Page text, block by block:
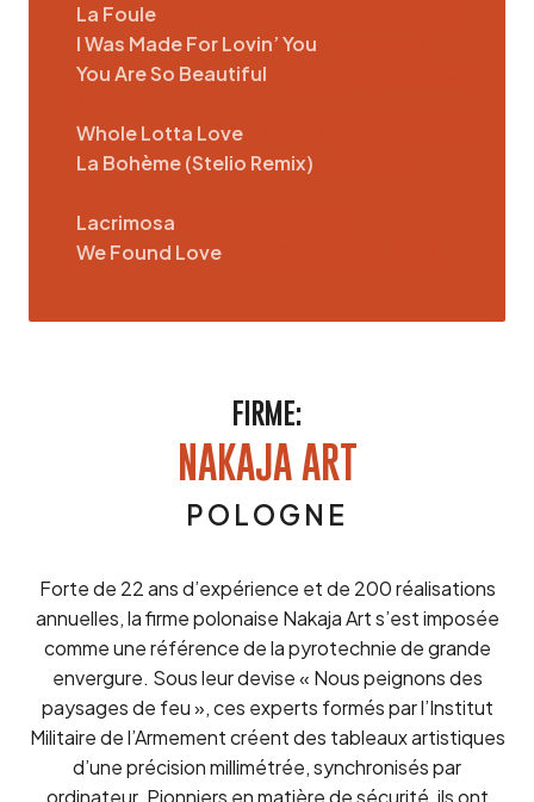
La Foule
I Was Made For Lovin’ You
You Are So Beautiful
Whole Lotta Love
La Bohème (Stelio Remix)
Lacrimosa
We Found Love
FIRME:
NAKAJA ART
POLOGNE
Forte de 22 ans d’expérience et de 200 réalisations
annuelles, la firme polonaise Nakaja Art s’est imposée
comme une référence de la pyrotechnie de grande
envergure. Sous leur devise « Nous peignons des
paysages de feu », ces experts formés par l’Institut
Militaire de l’Armement créent des tableaux artistiques
d’une précision millimétrée, synchronisés par
ordinateur. Pionniers en matière de sécurité, ils ont